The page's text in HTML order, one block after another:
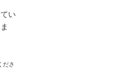
い
ま
ださ